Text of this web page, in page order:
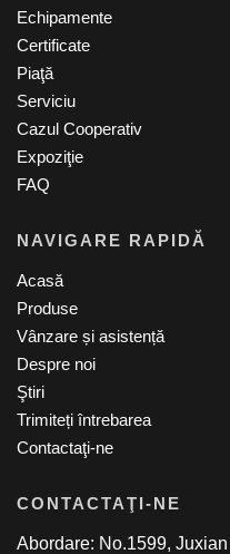
Echipamente
Certificate
Piaţă
Serviciu
Cazul Cooperativ
Expoziţie
FAQ
NAVIGARE RAPIDĂ
Acasă
Produse
Vânzare și asistență
Despre noi
Ştiri
Trimiteți întrebarea
Contactaţi-ne
CONTACTAŢI-NE
Abordare: No.1599,